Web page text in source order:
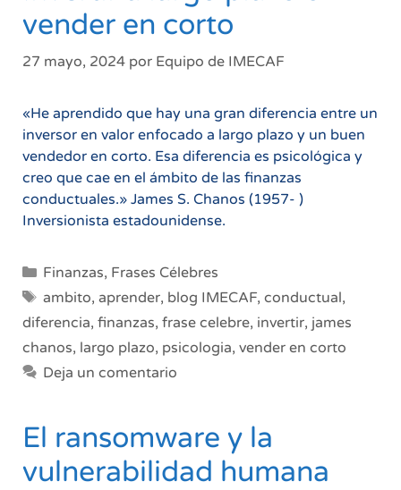
vender en corto
27 mayo, 2024 por Equipo de IMECAF
«He aprendido que hay una gran diferencia entre un
inversor en valor enfocado a largo plazo y un buen
vendedor en corto. Esa diferencia es psicológica y
creo que cae en el ámbito de las finanzas
conductuales.» James S. Chanos (1957- )
Inversionista estadounidense.
Categorías
Finanzas, Frases Célebres
Etiquetas
ambito, aprender, blog IMECAF, conductual,
diferencia, finanzas, frase celebre, invertir, james
chanos, largo plazo, psicologia, vender en corto
Deja un comentario
El ransomware y la
vulnerabilidad humana